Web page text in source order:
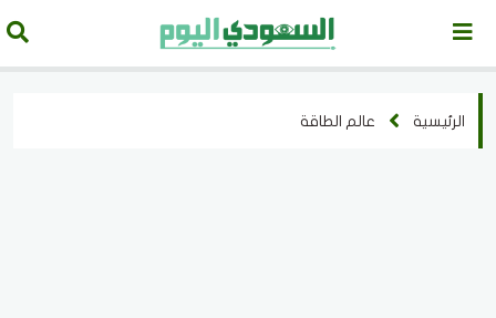
الرئيسية عالم الطاقة